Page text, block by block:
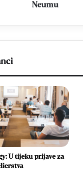
Neumu
U tijeku prijave za